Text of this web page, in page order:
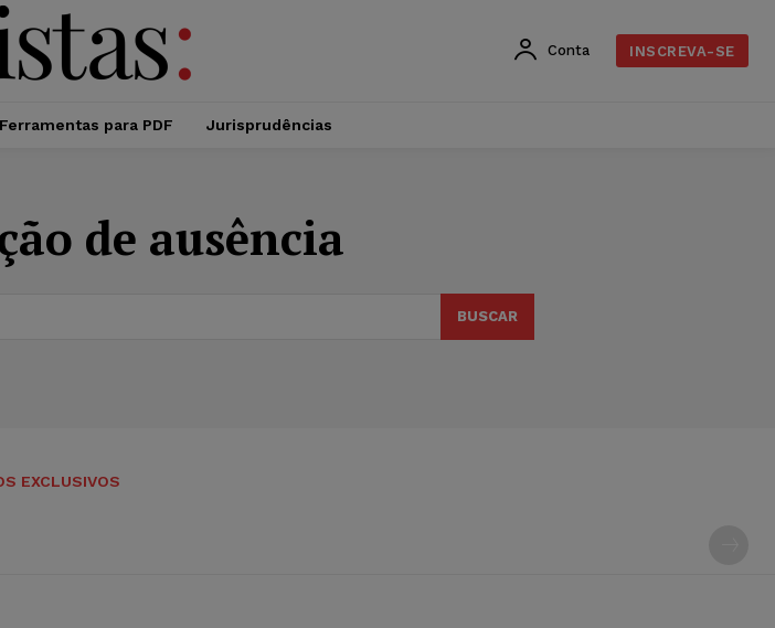
Conta INSCREVA-SE
Ferramentas para PDF Jurisprudências
de ausência
BUSCAR
EXCLUSIVOS